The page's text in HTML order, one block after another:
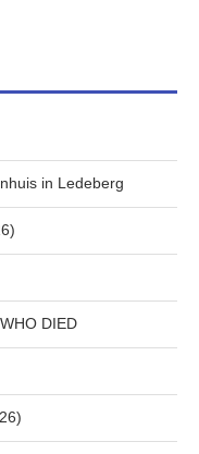
in Ledeberg
DIED